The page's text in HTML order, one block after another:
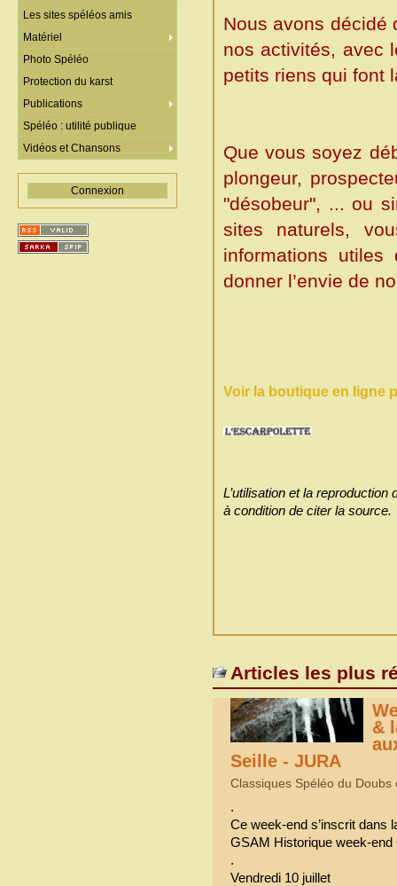
Nous avons décidé
nos activités, avec
petits riens qui font
Que vous soyez
plongeur,
"désobeur", ... ou
sites naturels,
informations
donner l’envie de
Voir la boutique en ligne
L’utilisation et la
à condition de citer la source.
Articles les plus
&
Seille - JURA
Classiques Spéléo du Doubs
.
Ce week-end s’inscrit dans
GSAM Historique week-end
.
Vendredi 10 juillet
Les sites spéléos amis
Matériel
Photo Spéléo
Protection du karst
Publications
Spéléo : utilité publique
Vidéos et Chansons
Connexion